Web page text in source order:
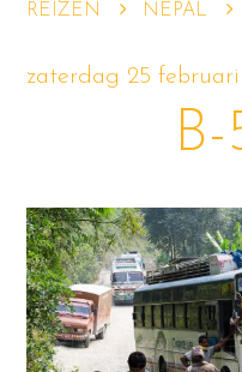
REIZEN
NEPAL
zaterdag 25 februari
B-